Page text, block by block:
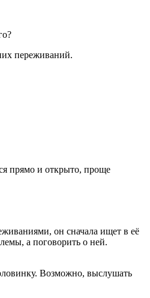
переживаний.
прямо и открыто, проще
он сначала ищет в её
а поговорить о ней.
Возможно, выслушать